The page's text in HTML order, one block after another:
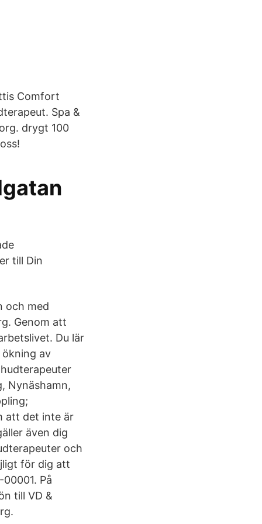
Comfort
Spa &
drygt 100
till Din
och med
Genom att
Du lär
av
Nynäshamn,
att det inte är
även dig
och
för dig att
På
till VD &